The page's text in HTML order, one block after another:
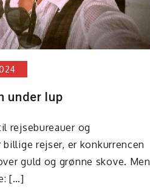
under lup
rejsebureauer og
rejser, er konkurrencen
guld og grønne skove. Men
[…]